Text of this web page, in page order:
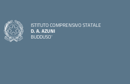
ISTITUTO COMPRENSIVO STATALE
D. A. AZUNI
BUDDUSO'